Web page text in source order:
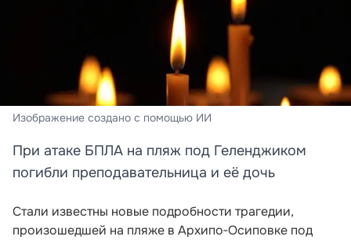
Изображение создано с помощью ИИ
При атаке БПЛА на пляж под Геленджиком
погибли преподавательница и её дочь
Стали известны новые подробности трагедии,
произошедшей на пляже в Архипо‑Осиповке под